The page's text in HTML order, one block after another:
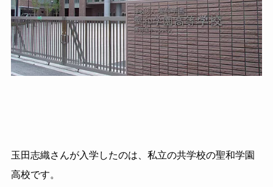
玉田志織さんが入学したのは、私立の共学校の聖和学園
高校です。